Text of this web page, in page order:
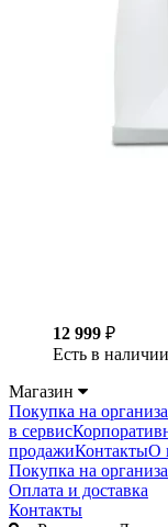
12 999 ₽
Есть в наличии
Магазин
Покупка на
в сервис
продажиКонтактыО
Покупка на
Оплата и доставка
Контакты